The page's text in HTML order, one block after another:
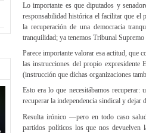
Lo importante es que diputados y
responsabilidad histórica el facilitar que el
la recuperación de una democracia
tranquilidad; ya tenemos Tribunal Supremo
Parece importante valorar esa actitud, que
las instrucciones del propio expresidente
(instrucción que dichas organizaciones
Esto era lo que necesitábamos recuperar:
recuperar la independencia sindical y
Resulta irónico —pero en todo caso
partidos políticos los que nos devuelven